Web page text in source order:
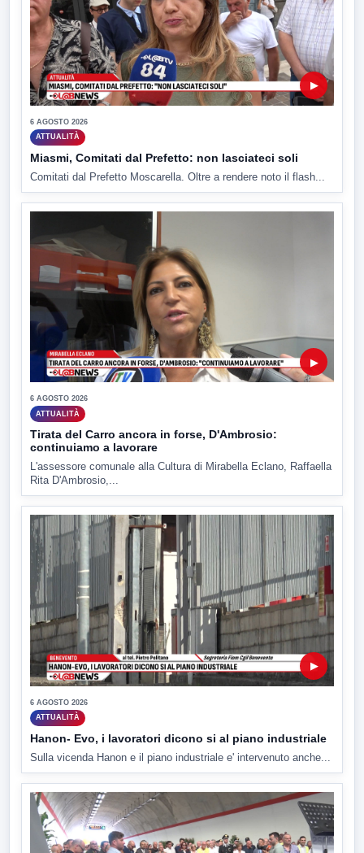
▶
6 AGOSTO 2026
ATTUALITÀ
Miasmi, Comitati dal Prefetto: non lasciateci soli
Comitati dal Prefetto Moscarella. Oltre a rendere noto il flash...
▶
6 AGOSTO 2026
ATTUALITÀ
Tirata del Carro ancora in forse, D'Ambrosio:
continuiamo a lavorare
L'assessore comunale alla Cultura di Mirabella Eclano, Raffaella
Rita D'Ambrosio,...
▶
6 AGOSTO 2026
ATTUALITÀ
Hanon- Evo, i lavoratori dicono si al piano industriale
Sulla vicenda Hanon e il piano industriale e' intervenuto anche...